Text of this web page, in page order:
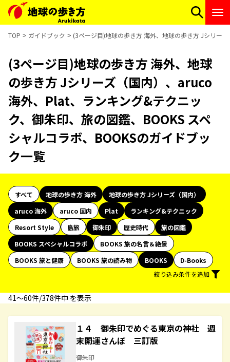
TOP ガイドブック (3ページ目)地球の歩き方 海外、地球の歩き方 Jシリー
(3ページ目)地球の歩き方 海外、地球
の歩き方 Jシリーズ（国内）、aruco
海外、Plat、ランキング&テクニッ
ク、御朱印、旅の図鑑、BOOKS スペ
シャルコラボ、BOOKSのガイドブッ
ク一覧
すべて 地球の歩き方 海外
地球の歩き方 Jシリーズ（国内）
aruco 海外
aruco 国内 Plat
ランキング&テクニック
Resort Style
島旅 御朱印 歴史時代
旅の図鑑
BOOKS スペシャルコラボ
BOOKS 旅の名言＆絶景
BOOKS 旅と健康
BOOKS 旅の読み物 BOOKS
D-Books
絞り込み条件を追加
41〜60件/378件中 を表示
１４ 御朱印でめぐる東京の神社 週
末開運さんぽ 三訂版
御朱印